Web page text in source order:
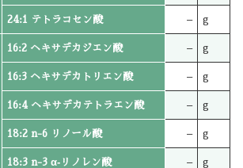
24:1 テトラコセン酸 – g
16:2 ヘキサデカジエン酸 – g
16:3 ヘキサデカトリエン酸 – g
16:4 ヘキサデカテトラエン酸 – g
18:2 n-6 リノール酸 – g
18:3 n-3 α‐リノレン酸 – g